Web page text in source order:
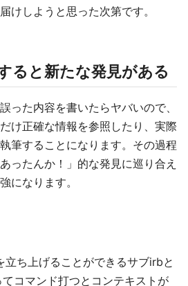
けしようと思った次第です。
ると新たな発見がある
った内容を書いたらヤバいので、
け正確な情報を参照したり、実際
筆することになります。その過程
ったんか！」的な発見に巡り合え
になります。
ち上げることができるサブirbと
てコマンド打つとコンテキストが